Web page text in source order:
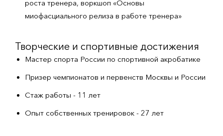
роста тренера, воркшоп «Основы
миофасциального релиза в работе тренера»
Творческие и спортивные достижения
Мастер спорта России по спортивной акробатике
Призер чемпионатов и первенств Москвы и России
Стаж работы - 11 лет
Опыт собственных тренировок - 27 лет